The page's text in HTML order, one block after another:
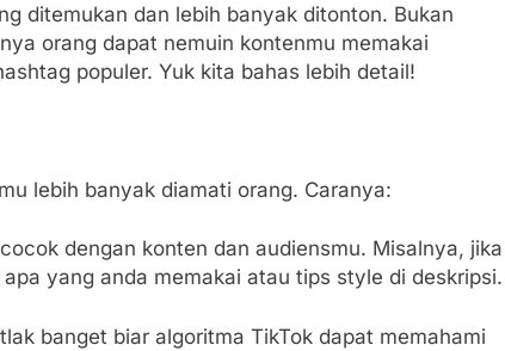
ditemukan dan lebih banyak ditonton. Bukan
orang dapat nemuin kontenmu memakai
populer. Yuk kita bahas lebih detail!
lebih banyak diamati orang. Caranya:
dengan konten dan audiensmu. Misalnya, jika
yang anda memakai atau tips style di deskripsi.
banget biar algoritma TikTok dapat memahami